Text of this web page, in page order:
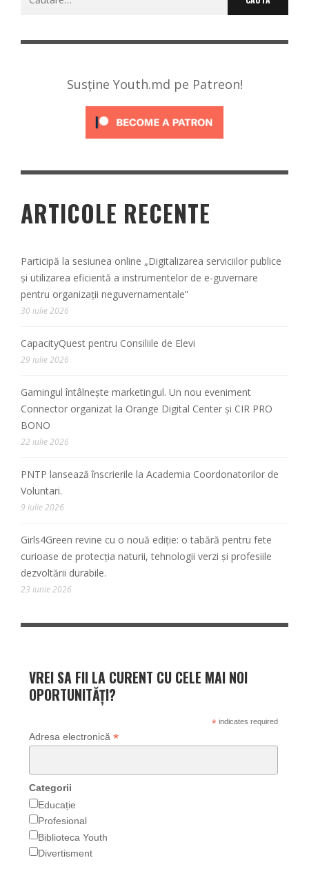
Susține Youth.md pe Patreon!
ARTICOLE RECENTE
Participă la sesiunea online „Digitalizarea serviciilor publice
și utilizarea eficientă a instrumentelor de e-guvernare
pentru organizații neguvernamentale”
30 iulie 2026
CapacityQuest pentru Consiliile de Elevi
29 iulie 2026
Gamingul întâlnește marketingul. Un nou eveniment
Connector organizat la Orange Digital Center și CIR PRO
BONO
22 iulie 2026
PNTP lansează înscrierile la Academia Coordonatorilor de
Voluntari.
9 iulie 2026
Girls4Green revine cu o nouă ediție: o tabără pentru fete
curioase de protecția naturii, tehnologii verzi și profesiile
dezvoltării durabile.
23 iunie 2026
VREI SA FII LA CURENT CU CELE MAI NOI
OPORTUNITĂȚI?
*indicates required
Adresa electronică *
Categorii
Educație
Profesional
Biblioteca Youth
Divertisment